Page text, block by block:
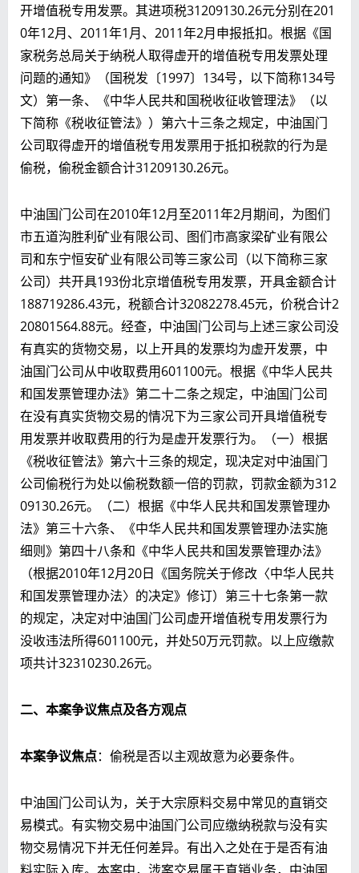
开增值税专用发票。其进项税31209130.26元分别在201
0年12月、2011年1月、2011年2月申报抵扣。根据《国
家税务总局关于纳税人取得虚开的增值税专用发票处理
问题的通知》（国税发〔1997〕134号，以下简称134号
文）第一条、《中华人民共和国税收征收管理法》（以
下简称《税收征管法》）第六十三条之规定，中油国门
公司取得虚开的增值税专用发票用于抵扣税款的行为是
偷税，偷税金额合计31209130.26元。
中油国门公司在2010年12月至2011年2月期间，为图们
市五道沟胜利矿业有限公司、图们市高家梁矿业有限公
司和东宁恒安矿业有限公司等三家公司（以下简称三家
公司）共开具193份北京增值税专用发票，开具金额合计
188719286.43元，税额合计32082278.45元，价税合计2
20801564.88元。经查，中油国门公司与上述三家公司没
有真实的货物交易，以上开具的发票均为虚开发票，中
油国门公司从中收取费用601100元。根据《中华人民共
和国发票管理办法》第二十二条之规定，中油国门公司
在没有真实货物交易的情况下为三家公司开具增值税专
用发票并收取费用的行为是虚开发票行为。（一）根据
《税收征管法》第六十三条的规定，现决定对中油国门
公司偷税行为处以偷税数额一倍的罚款，罚款金额为312
09130.26元。（二）根据《中华人民共和国发票管理办
法》第三十六条、《中华人民共和国发票管理办法实施
细则》第四十八条和《中华人民共和国发票管理办法》
（根据2010年12月20日《国务院关于修改〈中华人民共
和国发票管理办法〉的决定》修订）第三十七条第一款
的规定，决定对中油国门公司虚开增值税专用发票行为
没收违法所得601100元，并处50万元罚款。以上应缴款
项共计32310230.26元。
二、本案争议焦点及各方观点
本案争议焦点：偷税是否以主观故意为必要条件。
中油国门公司认为，关于大宗原料交易中常见的直销交
易模式。有实物交易中油国门公司应缴纳税款与没有实
物交易情况下并无任何差异。有出入之处在于是否有油
料实际入库。本案中，涉案交易属于直销业务，中油国